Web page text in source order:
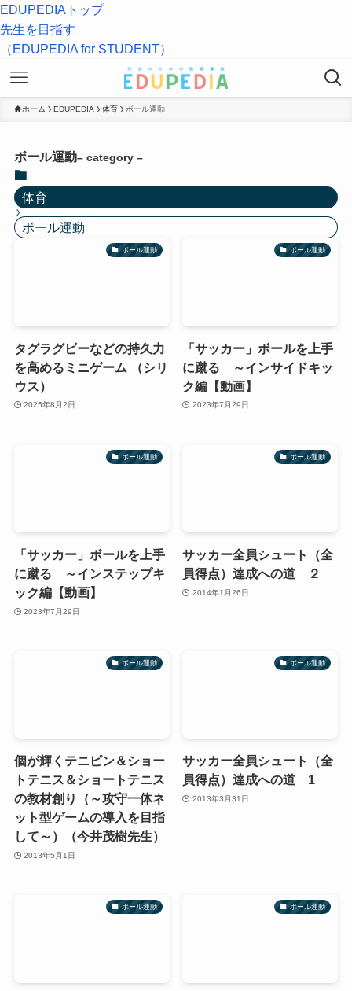
EDUPEDIAトップ
先生を目指す
（EDUPEDIA for STUDENT）
ホーム EDUPEDIA 体育 ボール運動
ボール運動– category –
体育
ボール運動
ボール運動
タグラグビーなどの持久力
を高めるミニゲーム （シリ
ウス）
2025年8月2日
ボール運動
「サッカー」ボールを上手
に蹴る ～インサイドキッ
ク編【動画】
2023年7月29日
ボール運動
「サッカー」ボールを上手
に蹴る ～インステップキ
ック編【動画】
2023年7月29日
ボール運動
サッカー全員シュート（全
員得点）達成への道 ２
2014年1月26日
ボール運動
個が輝くテニピン＆ショー
トテニス＆ショートテニス
の教材創り（～攻守一体ネ
ット型ゲームの導入を目指
して～）（今井茂樹先生）
2013年5月1日
ボール運動
サッカー全員シュート（全
員得点）達成への道 1
2013年3月31日
ボール運動 ボール運動